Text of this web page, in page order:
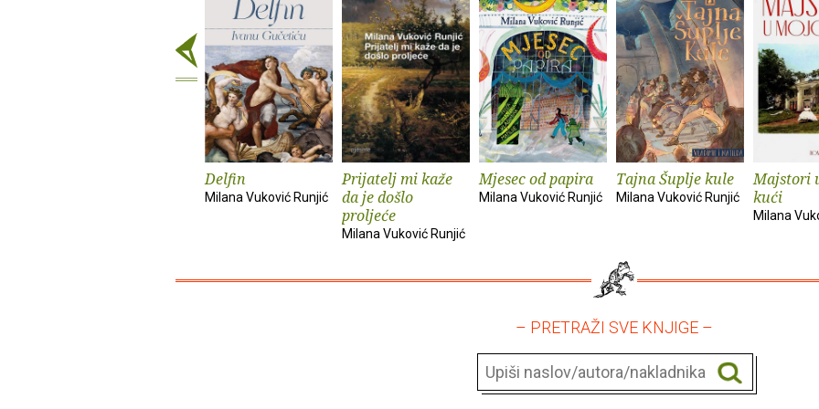
Delfin
Milana Vuković Runjić
Prijatelj mi kaže
da je došlo
proljeće
Milana Vuković Runjić
Mjesec od papira
Milana Vuković Runjić
Tajna Šuplje kule
Milana Vuković Runjić
Majstori
kući
Milana
– PRETRAŽI SVE KNJIGE –